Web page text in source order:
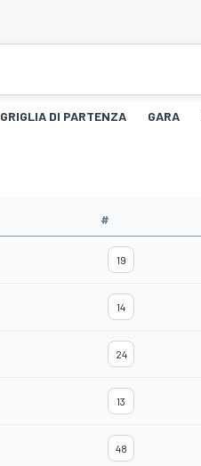
GRIGLIA DI PARTENZA GARA
#
19
14
24
13
48